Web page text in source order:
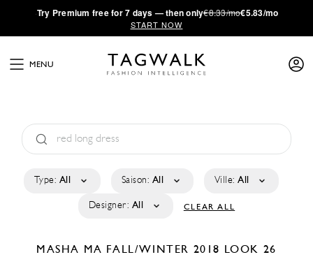
·Try Premium free for 7 days — then only€8.33/mo€5.83/mo
START NOW
MENU
Type: All Saison: All Ville: All
Designer: All CLEAR ALL
MASHA MA FALL/WINTER 2018 LOOK 26